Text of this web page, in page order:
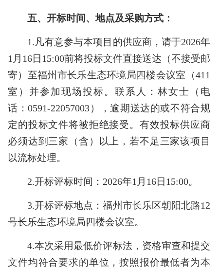
五、开标时间、地点及采购方式：
1.凡有意参与本项目的供应商，请于2026年
1 月 16日15:00前将投标文件直接送达（不接受邮
寄）至福州市长乐生态环境局四楼会议室（411
室）并参加现场投标。联系人： 林女士（电
话：0591-22057003），逾期送达的或不符合规
定的投标文件将被拒绝接受。有效投标供应商
必须达到三家（含）以上，若不足三家该项目
以流标处理。
2.开标评标时间： 2026年1 月 16日15:00。
3.开标评标地点：福州市长乐区朝阳北路12
号长乐生态环境局四楼会议室。
4.本次采用最低价评标法，资格审查和提交
文件均符合要求的单位，按照报价最低者为本